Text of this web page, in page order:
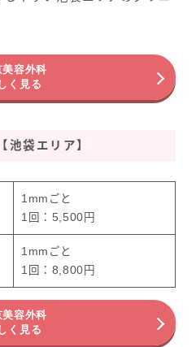
美容外科
く見る
池袋エリア】
1mmごと
1回：5,500円
1mmごと
1回：8,800円
美容外科
く見る